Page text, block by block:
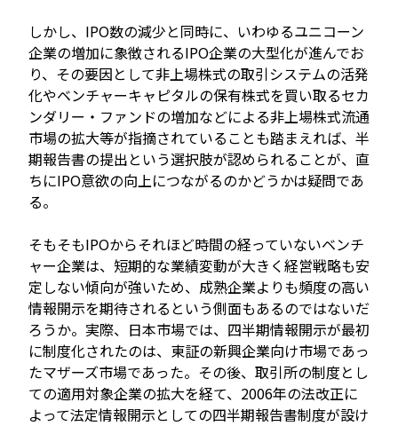
しかし、IPO数の減少と同時に、いわゆるユニコーン
企業の増加に象徴されるIPO企業の大型化が進んでお
り、その要因として非上場株式の取引システムの活発
化やベンチャーキャピタルの保有株式を買い取るセカ
ンダリー・ファンドの増加などによる非上場株式流通
市場の拡大等が指摘されていることも踏まえれば、半
期報告書の提出という選択肢が認められることが、直
ちにIPO意欲の向上につながるのかどうかは疑問であ
る。
そもそもIPOからそれほど時間の経っていないベンチ
ャー企業は、短期的な業績変動が大きく経営戦略も安
定しない傾向が強いため、成熟企業よりも頻度の高い
情報開示を期待されるという側面もあるのではないだ
ろうか。実際、日本市場では、四半期情報開示が最初
に制度化されたのは、東証の新興企業向け市場であっ
たマザーズ市場であった。その後、取引所の制度とし
ての適用対象企業の拡大を経て、2006年の法改正に
よって法定情報開示としての四半期報告書制度が設け